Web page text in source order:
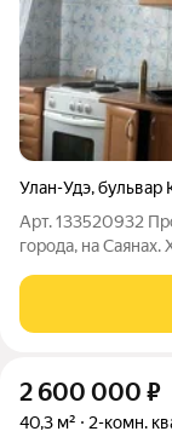
Улан-Удэ,бульвар
Арт. 133520932
города, на Саянах.
- в двух шагах.
бульвар. В квартире
2 600 000 ₽
40,3 м² 2-комн.